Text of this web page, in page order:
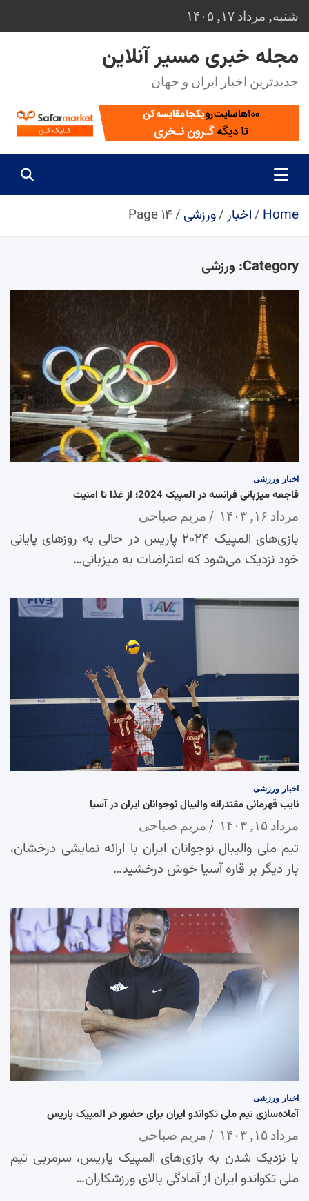
Skip
to
content
شنبه, مرداد ۱۷, ۱۴۰۵
مجله خبری مسیر آنلاین
جدیدترین اخبار ایران و جهان
Home اخبار ورزشی Page ۱۴
Category: ورزشی
اخبار ورزشی
فاجعه میزبانی فرانسه در المپیک 2024؛ از غذا تا امنیت
مرداد ۱۶, ۱۴۰۳ مریم صباحی
بازی‌های المپیک ۲۰۲۴ پاریس در حالی به روزهای پایانی
خود نزدیک می‌شود که اعتراضات به میزبانی…
اخبار ورزشی
نایب قهرمانی مقتدرانه والیبال نوجوانان ایران در آسیا
مرداد ۱۵, ۱۴۰۳ مریم صباحی
تیم ملی والیبال نوجوانان ایران با ارائه نمایشی درخشان،
بار دیگر بر قاره آسیا خوش درخشید…
اخبار ورزشی
آماده‌سازی تیم ملی تکواندو ایران برای حضور در المپیک پاریس
مرداد ۱۵, ۱۴۰۳ مریم صباحی
با نزدیک شدن به بازی‌های المپیک پاریس، سرمربی تیم
ملی تکواندو ایران از آمادگی بالای ورزشکاران…